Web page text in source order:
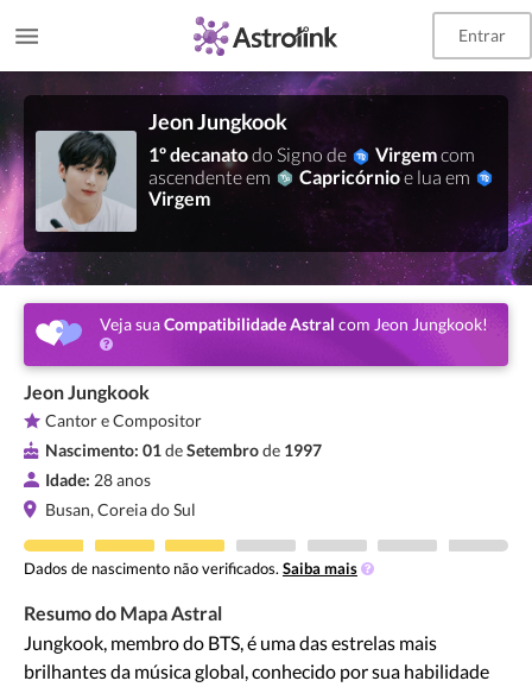
Entrar
Jeon Jungkook
1º decanatodo Signo de Virgemcom
ascendente em
Capricórnioe lua em
Virgem
Veja suaCompatibilidade Astral com Jeon Jungkook!
Jeon Jungkook
Cantor e Compositor
Nascimento: 01deSetembrode 1997
Idade: 28 anos
Busan, Coreia do Sul
Dados de nascimento não verificados. Saiba mais
Resumo do Mapa Astral
Jungkook, membro do BTS, é uma das estrelas mais
brilhantes da música global, conhecido por sua habilidade